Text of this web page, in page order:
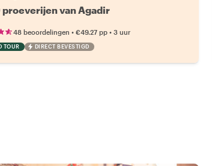
proeverijen van Agadir
48 beoordelingen •€49.27 pp •3 uur
TOUR DIRECT BEVESTIGD